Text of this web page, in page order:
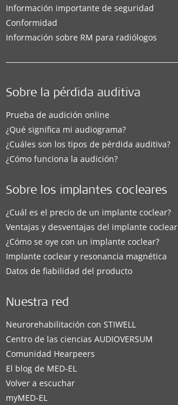
Información importante de seguridad
Conformidad
Información sobre RM para radiólogos
Sobre la pérdida auditiva
Prueba de audición online
¿Qué significa mi audiograma?
¿Cuáles son los tipos de pérdida auditiva?
¿Cómo funciona la audición?
Sobre los implantes cocleares
¿Cuál es el precio de un implante coclear?
Ventajas y desventajas del implante coclear
¿Cómo se oye con un implante coclear?
Implante coclear y resonancia magnética
Datos de fiabilidad del producto
Nuestra red
Neurorehabilitación con STIWELL
Centro de las ciencias AUDIOVERSUM
Comunidad Hearpeers
El blog de MED-EL
Volver a escuchar
myMED‑EL